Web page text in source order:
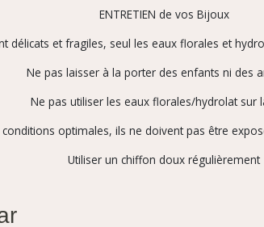
ENTRETIEN de vos Bijoux
délicats et fragiles, seul les eaux florales et
Ne pas laisser à la porter des enfants ni des
Ne pas utiliser les eaux florales/hydrolat sur
optimales, ils ne doivent pas être
Utiliser un chiffon doux régulièrement